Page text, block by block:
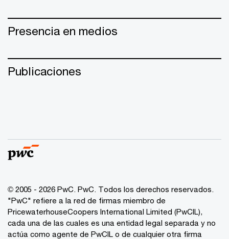
Presencia en medios
Publicaciones
© 2005 - 2026 PwC. PwC. Todos los derechos reservados.
"PwC" refiere a la red de firmas miembro de
PricewaterhouseCoopers International Limited (PwCIL),
cada una de las cuales es una entidad legal separada y no
actúa como agente de PwCIL o de cualquier otra firma